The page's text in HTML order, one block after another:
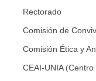
Rectorado
Comisión de
Comisión Ética y
CEAI-UNIA